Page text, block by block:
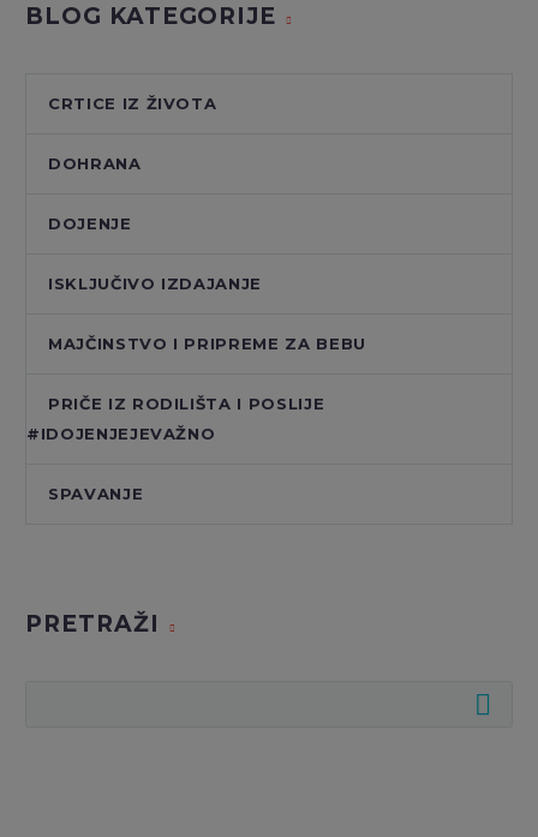
BLOG KATEGORIJE
CRTICE IZ ŽIVOTA
DOHRANA
DOJENJE
ISKLJUČIVO IZDAJANJE
MAJČINSTVO I PRIPREME ZA BEBU
PRIČE IZ RODILIŠTA I POSLIJE
#IDOJENJEJEVAŽNO
SPAVANJE
PRETRAŽI